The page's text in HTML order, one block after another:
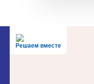
Решаем вместе